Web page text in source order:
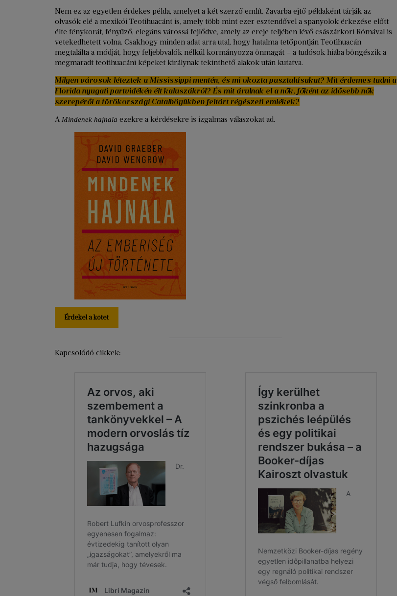
Nem ez az egyetlen érdekes példa, amelyet a két szerző említ. Zavarba ejtő példaként tárják az
olvasók elé a mexikói Teotihuacánt is, amely több mint ezer esztendővel a spanyolok érkezése előtt
élte fénykorát, fényűző, elegáns várossá fejlődve, amely az ereje teljében lévő császárkori Rómával is
vetekedhetett volna. Csakhogy minden adat arra utal, hogy hatalma tetőpontján Teotihuacán
megtalálta a módját, hogy feljebbvalók nélkül kormányozza önmagát – a tudósok hiába böngészik a
megmaradt teotihuacáni képeket királynak tekinthető alakok után kutatva.
Milyen városok léteztek a Mississippi mentén, és mi okozta pusztulásukat? Mit érdemes tudni a
Florida nyugati partvidékén élt kaluszákról? És mit árulnak el a nők, főként az idősebb nők
szerepéről a törökországi Catalhöyükben feltárt régészeti emlékek?
A Mindenek hajnala ezekre a kérdésekre is izgalmas válaszokat ad.
Érdekel a kötet
Kapcsolódó cikkek: